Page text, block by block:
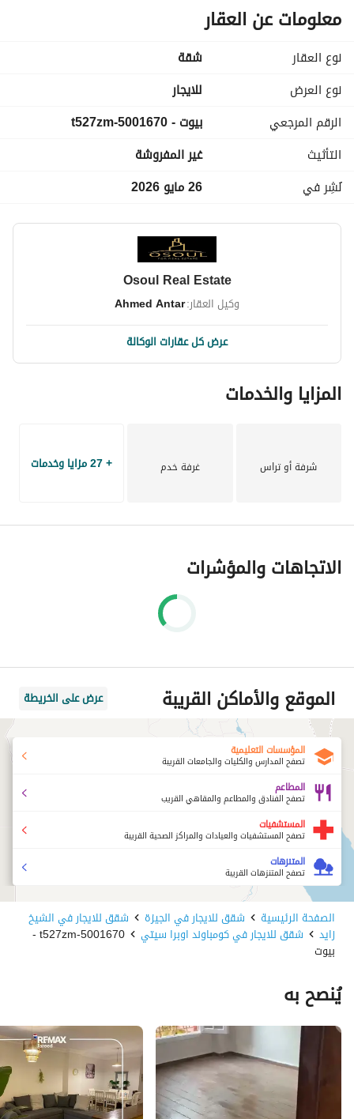
2 غرفة نوم / تواليت
دور تانى /اسانسير
موقع مميز /تشطيب حديث
السعر :20,000 شهريا قابل للتفاوض
للتواصل واتساب او فون : عرض معلومات الاتصال
معلومات عن العقار
نوع العقار
شقة
نوع العرض
للايجار
الرقم المرجعي
بيوت - 5001670-t527zm
التأثيث
غير المفروشة
نُشِر في
26 مايو 2026
Osoul Real Estate
وكيل العقار:Ahmed Antar
عرض كل عقارات الوكالة
المزايا والخدمات
شرفة أو تراس غرفة خدم + 27 مزايا وخدمات
الاتجاهات والمؤشرات
الموقع والأماكن القريبة عرض على الخريطة
المؤسسات التعليمية
تصفح المدارس والكليات والجامعات القريبة
المطاعم
تصفح الفنادق والمطاعم والمقاهي القريب
المستشفيات
تصفح المستشفيات والعيادات والمراكز الصحية القريبة
المتنزهات
تصفح المتنزهات القريبة
الصفحة الرئيسية شقق للايجار في الجيزة شقق للايجار في الشيخ
زايد شقق للايجار في كومباوند اوبرا سيتي 5001670-t527zm -
بيوت
يُنصح به